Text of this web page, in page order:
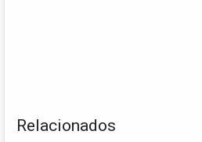
Relacionados